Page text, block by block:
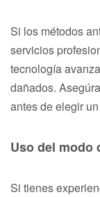
Si los métodos
servicios
tecnología
dañados.
antes de elegir
Uso del modo
Si tienes